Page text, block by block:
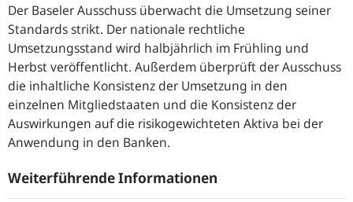
Der Baseler Ausschuss überwacht die Umsetzung seiner
Standards strikt. Der nationale rechtliche
Umsetzungsstand wird halbjährlich im Frühling und
Herbst veröffentlicht. Außerdem überprüft der Ausschuss
die inhaltliche Konsistenz der Umsetzung in den
einzelnen Mitgliedstaaten und die Konsistenz der
Auswirkungen auf die risikogewichteten Aktiva bei der
Anwendung in den Banken.
Weiterführende Informationen